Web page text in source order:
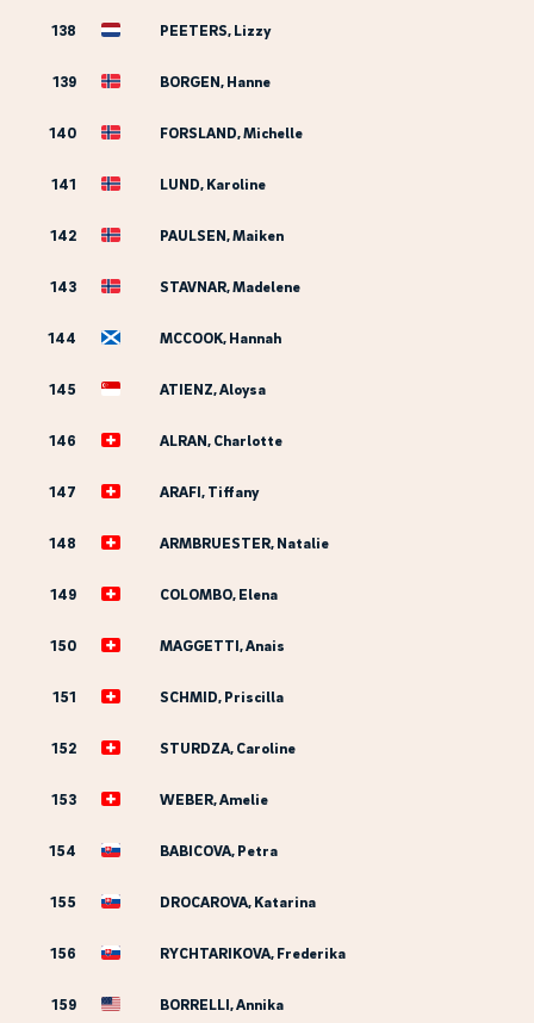
138 PEETERS, Lizzy
139 BORGEN, Hanne
140 FORSLAND, Michelle
141 LUND, Karoline
142 PAULSEN, Maiken
143 STAVNAR, Madelene
144 MCCOOK, Hannah
145 ATIENZ, Aloysa
146 ALRAN, Charlotte
147 ARAFI, Tiffany
148 ARMBRUESTER, Natalie
149 COLOMBO, Elena
150 MAGGETTI, Anais
151 SCHMID, Priscilla
152 STURDZA, Caroline
153 WEBER, Amelie
154 BABICOVA, Petra
155 DROCAROVA, Katarina
156 RYCHTARIKOVA, Frederika
159 BORRELLI, Annika